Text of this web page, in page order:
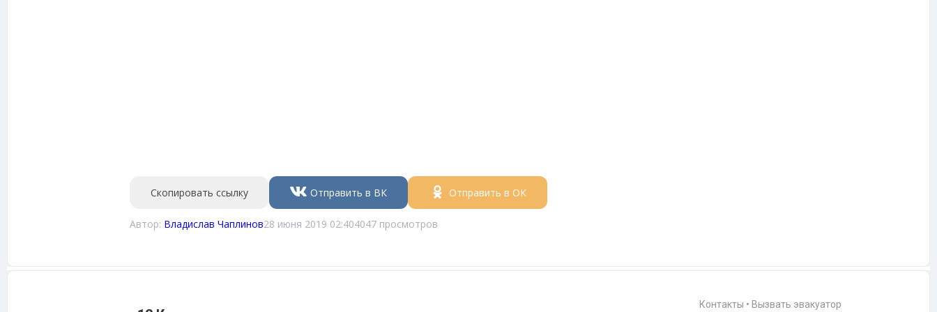
Скопировать ссылку Отправить в ВК Отправить в ОК
Автор: Владислав Чаплинов28 июня 2019 02:404047 просмотров
Контакты • Вызвать эвакуатор